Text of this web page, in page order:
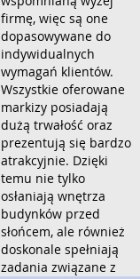
firmę, więc są one
dopasowywane do
indywidualnych
wymagań klientów.
Wszystkie oferowane
markizy posiadają
dużą trwałość oraz
prezentują się bardzo
atrakcyjnie. Dzięki
temu nie tylko
osłaniają wnętrza
budynków przed
słońcem, ale również
doskonale spełniają
zadania związane z